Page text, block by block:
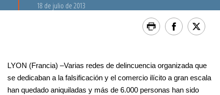
18 de julio de 2013
LYON (Francia) –Varias redes de delincuencia organizada que
se dedicaban a la falsificación y el comercio ilícito a gran escala
han quedado aniquiladas y más de 6.000 personas han sido